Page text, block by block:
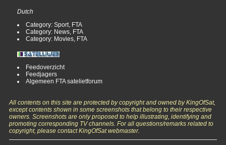
Dutch
Category: Sport, FTA
Category: News, FTA
Category: Movies, FTA
Feedoverzicht
Feedjagers
Algemeen FTA satelietforum
All contents on this site are protected by copyright and owned by KingOfSat,
except contents shown in some screenshots that belong to their respective
owners. Screenshots are only proposed to help illustrating, identifying and
promoting corresponding TV channels. For all questions/remarks related to
copyright, please contact KingOfSat webmaster.